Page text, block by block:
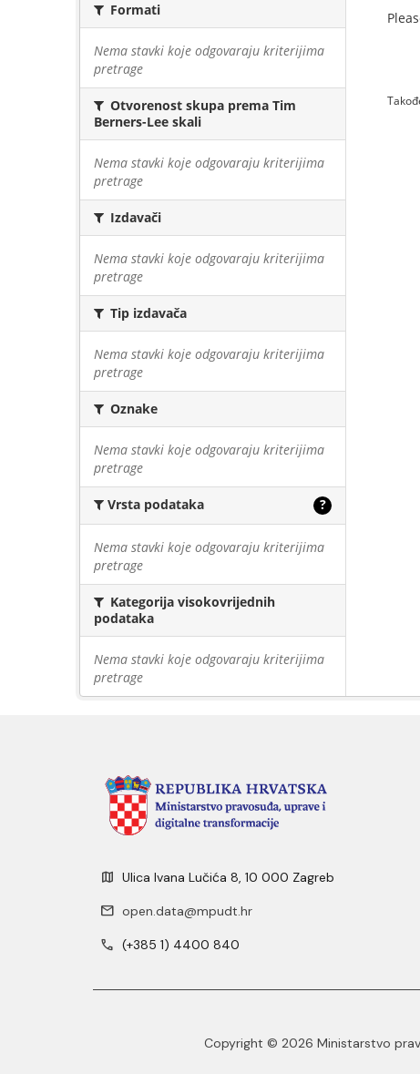
Formati
Nema stavki koje odgovaraju kriterijima
pretrage
Otvorenost skupa prema Tim
Berners-Lee skali
Nema stavki koje odgovaraju kriterijima
pretrage
Izdavači
Nema stavki koje odgovaraju kriterijima
pretrage
Tip izdavača
Nema stavki koje odgovaraju kriterijima
pretrage
Oznake
Nema stavki koje odgovaraju kriterijima
pretrage
Vrsta podataka ?
Nema stavki koje odgovaraju kriterijima
pretrage
Kategorija visokovrijednih
podataka
Nema stavki koje odgovaraju kriterijima
pretrage